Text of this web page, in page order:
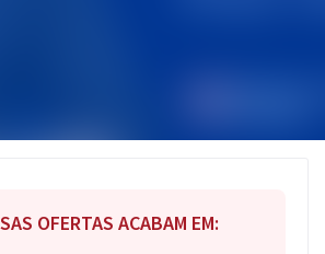
OFERTAS ACABAM EM: